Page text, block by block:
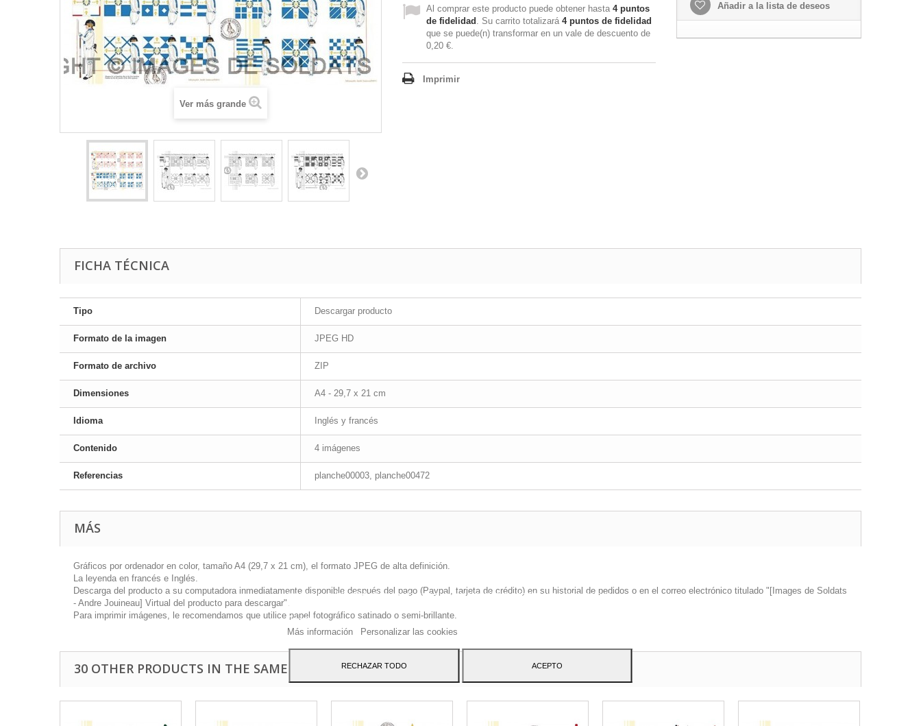
Ver más grande
Al comprar este producto puede obtener hasta 4puntos
de fidelidad . Su carrito totalizará 4puntos de fidelidad
que se puede(n) transformar en un vale de descuento de
0,20 €.
Imprimir
Añadir a la lista de deseos
FICHA TÉCNICA
Tipo Descargar producto
Formato de la imagen JPEG HD
Formato de archivo ZIP
Dimensiones A4 - 29,7 x 21 cm
Idioma Inglés y francés
Contenido 4 imágenes
Referencias planche00003, planche00472
MÁS
Gráficos por ordenador en color, tamaño A4 (29,7 x 21 cm), el formato JPEG de alta definición.
La leyenda en francés e Inglés.
Descarga del producto a su computadora inmediatamente disponible después del pago (Paypal, tarjeta de crédito) en su historial de pedidos o en el correo electrónico titulado "[Images de Soldats
- Andre Jouineau] Virtual del producto para descargar".
Para imprimir imágenes, le recomendamos que utilice papel fotográfico satinado o semi-brillante.
30 OTHER PRODUCTS IN THE SAME CATEGORY:
mostrarle publicidad relacionada con sus preferencias mediante el análisis de sus
hábitos de navegación. Para dar su consentimiento sobre su uso pulse el botón
Acepto.
Más información
Personalizar las cookies
RECHAZAR TODO ACEPTO